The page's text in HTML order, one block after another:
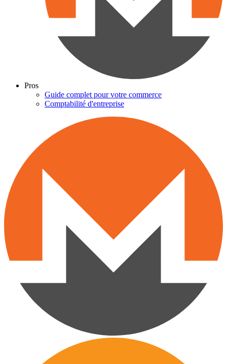
Pros
Guide complet pour votre commerce
Comptabilité d'entreprise